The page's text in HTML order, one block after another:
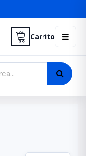
Carrito